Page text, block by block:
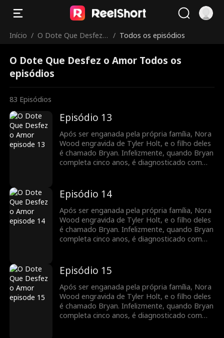
Início / O Dote Que Desfez o
/ Todos os episódios
O Dote Que Desfez o Amor Todos os
episódios
83 Episódios
Episódio 13
Após ser enganada pela própria família, Nora
Wood engravida de Tyler Holt, e o filho deles
é chamado Bryan. Infelizmente, quando Bryan
completa cinco anos, é diagnosticado com
família que Tyler lhe deu, desencadeando uma
busca por Bryan pela família Holt em toda a
cidade. Enquanto isso, Nora se junta ao Holt
Group como secretária de Tyler. À medida
que trabalham juntos, seus sentimentos um
pelo outro crescem, e o relacionamento deles
Episódio 14
Após ser enganada pela própria família, Nora
Wood engravida de Tyler Holt, e o filho deles
é chamado Bryan. Infelizmente, quando Bryan
completa cinco anos, é diagnosticado com
família que Tyler lhe deu, desencadeando uma
busca por Bryan pela família Holt em toda a
cidade. Enquanto isso, Nora se junta ao Holt
Group como secretária de Tyler. À medida
que trabalham juntos, seus sentimentos um
pelo outro crescem, e o relacionamento deles
Episódio 15
Após ser enganada pela própria família, Nora
Wood engravida de Tyler Holt, e o filho deles
é chamado Bryan. Infelizmente, quando Bryan
completa cinco anos, é diagnosticado com